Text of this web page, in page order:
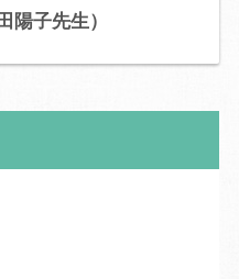
陽子先生）